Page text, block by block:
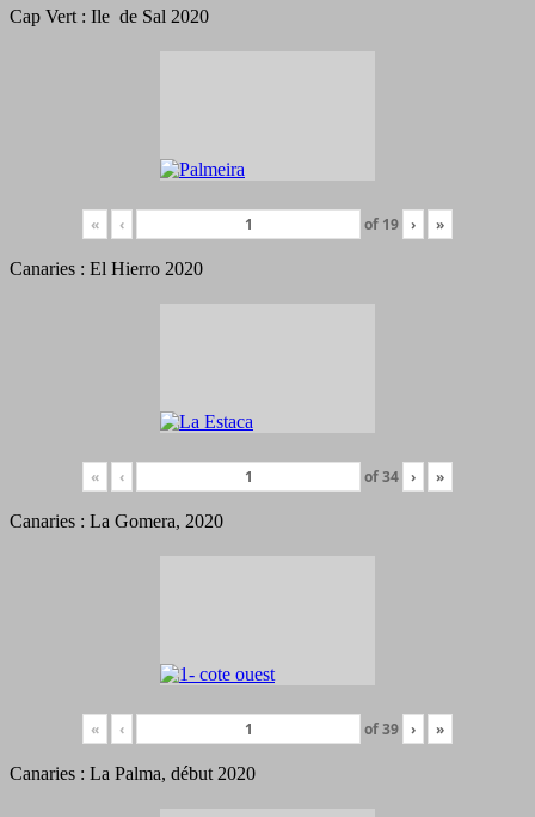
Cap Vert : Ile de Sal 2020
« ‹ of 19 › »
Canaries : El Hierro 2020
« ‹ of34 › »
Canaries : La Gomera, 2020
« ‹ of39 › »
Canaries : La Palma, début 2020